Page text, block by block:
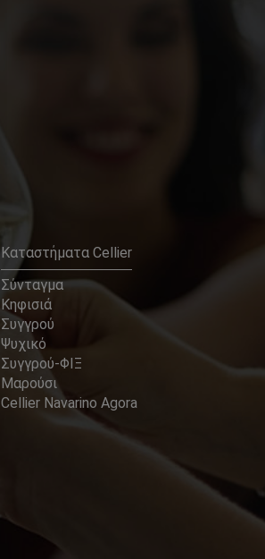
Καταστήματα Cellier
Σύνταγμα
Κηφισιά
Συγγρού
Ψυχικό
Συγγρού-ΦΙΞ
Μαρούσι
Cellier Navarino Agora